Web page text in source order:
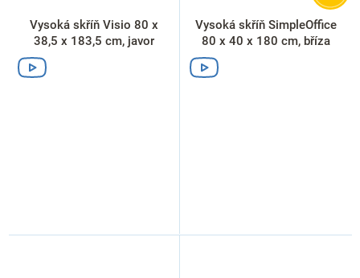
Vysoká skříň Visio 80 x
38,5 x 183,5 cm, javor
Vysoká skříň SimpleOffice
80 x 40 x 180 cm, bříza